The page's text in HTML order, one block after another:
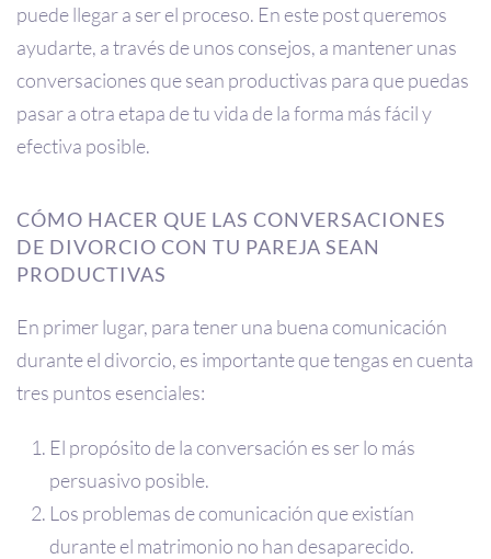
puede llegar a ser el proceso. En este post queremos
ayudarte, a través de unos consejos, a mantener unas
conversaciones que sean productivas para que puedas
pasar a otra etapa de tu vida de la forma más fácil y
efectiva posible.
CÓMO HACER QUE LAS CONVERSACIONES
DE DIVORCIO CON TU PAREJA SEAN
PRODUCTIVAS
En primer lugar, para tener una buena comunicación
durante el divorcio, es importante que tengas en cuenta
tres puntos esenciales:
El propósito de la conversación es ser lo más
persuasivo posible.
Los problemas de comunicación que existían
durante el matrimonio no han desaparecido.